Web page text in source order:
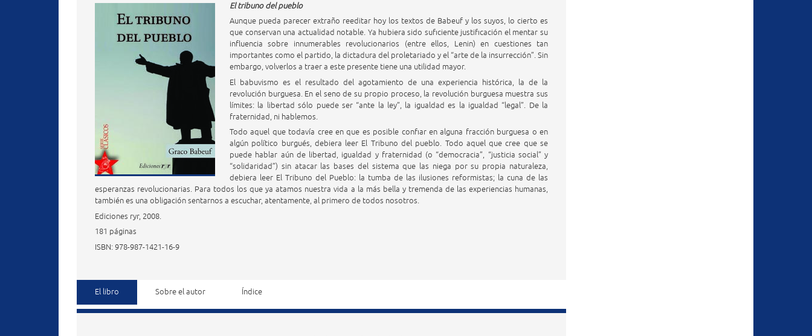
El tribuno del pueblo
Aunque pueda parecer extraño reeditar hoy los textos de Babeuf y los suyos, lo cierto es
que conservan una actualidad notable. Ya hubiera sido suficiente justificación el mentar su
influencia sobre innumerables revolucionarios (entre ellos, Lenin) en cuestiones tan
importantes como el partido, la dictadura del proletariado y el “arte de la insurrección”. Sin
embargo, volverlos a traer a este presente tiene una utilidad mayor.
El babuvismo es el resultado del agotamiento de una experiencia histórica, la de la
revolución burguesa. En el seno de su propio proceso, la revolución burguesa muestra sus
límites: la libertad sólo puede ser “ante la ley”, la igualdad es la igualdad “legal”. De la
fraternidad, ni hablemos.
Todo aquel que todavía cree en que es posible confiar en alguna fracción burguesa o en
algún político burgués, debiera leer El Tribuno del pueblo. Todo aquel que cree que se
puede hablar aún de libertad, igualdad y fraternidad (o “democracia”, “justicia social” y
“solidaridad”) sin atacar las bases del sistema que las niega por su propia naturaleza,
debiera leer El Tribuno del Pueblo: la tumba de las ilusiones reformistas; la cuna de las
esperanzas revolucionarias. Para todos los que ya atamos nuestra vida a la más bella y tremenda de las experiencias humanas,
también es una obligación sentarnos a escuchar, atentamente, al primero de todos nosotros.
Ediciones ryr, 2008.
181 páginas
ISBN: 978-987-1421-16-9
El libro Sobre el autor Índice